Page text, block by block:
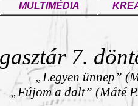
MULTIMÉDIA
7.
„Legyen ünnep”
„Fújom a dalt” (Máté